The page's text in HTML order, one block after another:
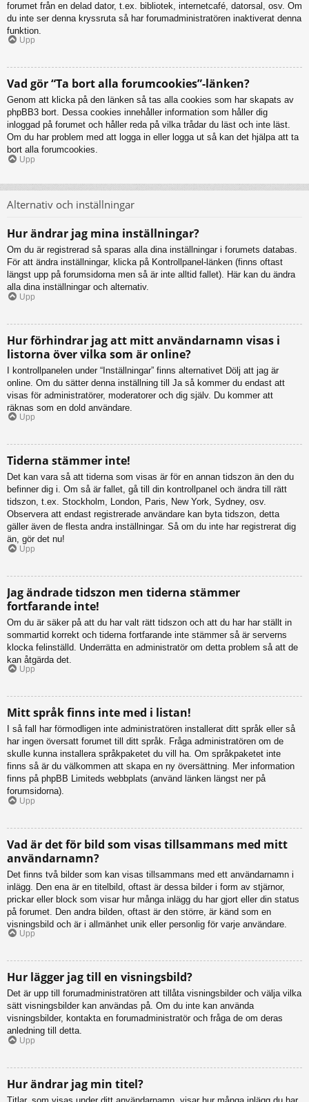
forumet från en delad dator, t.ex. bibliotek, internetcafé, datorsal, osv. Om
du inte ser denna kryssruta så har forumadministratören inaktiverat denna
funktion.
Upp
Vad gör “Ta bort alla forumcookies”-länken?
Genom att klicka på den länken så tas alla cookies som har skapats av
phpBB3 bort. Dessa cookies innehåller information som håller dig
inloggad på forumet och håller reda på vilka trådar du läst och inte läst.
Om du har problem med att logga in eller logga ut så kan det hjälpa att ta
bort alla forumcookies.
Upp
Alternativ och inställningar
Hur ändrar jag mina inställningar?
Om du är registrerad så sparas alla dina inställningar i forumets databas.
För att ändra inställningar, klicka på Kontrollpanel-länken (finns oftast
längst upp på forumsidorna men så är inte alltid fallet). Här kan du ändra
alla dina inställningar och alternativ.
Upp
Hur förhindrar jag att mitt användarnamn visas i
listorna över vilka som är online?
I kontrollpanelen under “Inställningar” finns alternativet Dölj att jag är
online. Om du sätter denna inställning till Ja så kommer du endast att
visas för administratörer, moderatorer och dig själv. Du kommer att
räknas som en dold användare.
Upp
Tiderna stämmer inte!
Det kan vara så att tiderna som visas är för en annan tidszon än den du
befinner dig i. Om så är fallet, gå till din kontrollpanel och ändra till rätt
tidszon, t.ex. Stockholm, London, Paris, New York, Sydney, osv.
Observera att endast registrerade användare kan byta tidszon, detta
gäller även de flesta andra inställningar. Så om du inte har registrerat dig
än, gör det nu!
Upp
Jag ändrade tidszon men tiderna stämmer
fortfarande inte!
Om du är säker på att du har valt rätt tidszon och att du har har ställt in
sommartid korrekt och tiderna fortfarande inte stämmer så är serverns
klocka felinställd. Underrätta en administratör om detta problem så att de
kan åtgärda det.
Upp
Mitt språk finns inte med i listan!
I så fall har förmodligen inte administratören installerat ditt språk eller så
har ingen översatt forumet till ditt språk. Fråga administratören om de
skulle kunna installera språkpaketet du vill ha. Om språkpaketet inte
finns så är du välkommen att skapa en ny översättning. Mer information
finns på phpBB Limiteds webbplats (använd länken längst ner på
forumsidorna).
Upp
Vad är det för bild som visas tillsammans med mitt
användarnamn?
Det finns två bilder som kan visas tillsammans med ett användarnamn i
inlägg. Den ena är en titelbild, oftast är dessa bilder i form av stjärnor,
prickar eller block som visar hur många inlägg du har gjort eller din status
på forumet. Den andra bilden, oftast är den större, är känd som en
visningsbild och är i allmänhet unik eller personlig för varje användare.
Upp
Hur lägger jag till en visningsbild?
Det är upp till forumadministratören att tillåta visningsbilder och välja vilka
sätt visningsbilder kan användas på. Om du inte kan använda
visningsbilder, kontakta en forumadministratör och fråga de om deras
anledning till detta.
Upp
Hur ändrar jag min titel?